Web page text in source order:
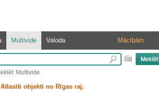
Multivide Valoda Mācībām
Multivide
Atlasīti objekti no Rīgas raj.